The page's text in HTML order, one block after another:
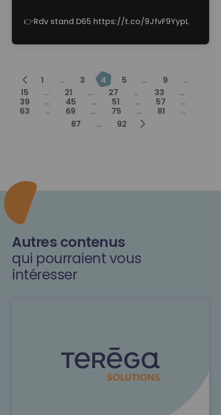
👉Rdv stand D65 https://t.co/9JfvF9YypL
Prev 1 ... 3 4 5 ... 9
...
15
... 21 ... 27 ... 33
...
39
... 45 ... 51 ... 57
...
63
... 69 ... 75 ... 81
...
87
... 92 Next
Autres contenus
qui pourraient vous
intéresser